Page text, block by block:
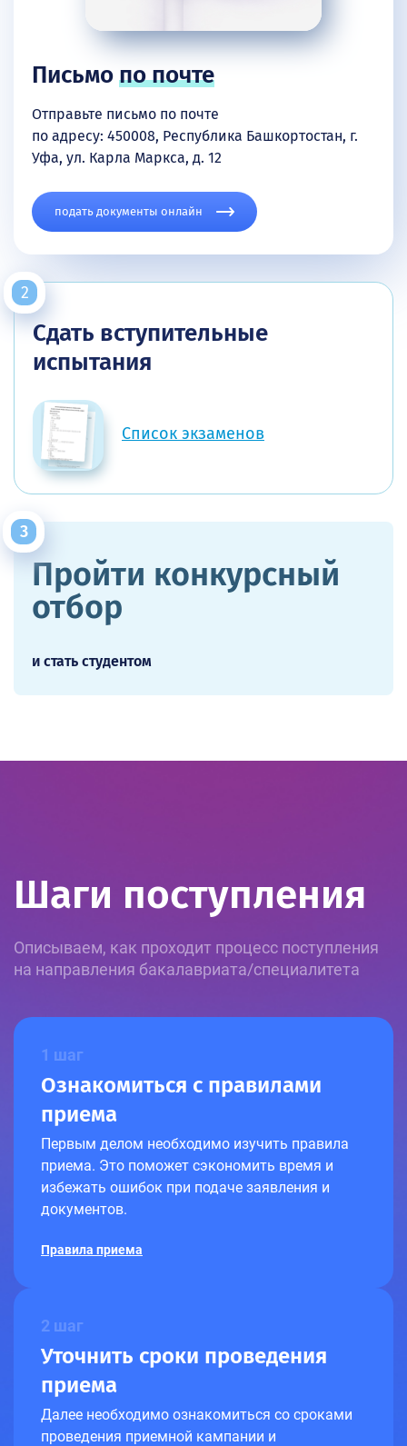
Письмопо почте
Отправьте письмо по почте
по адресу: 450008, Республика Башкортостан, г.
Уфа, ул. Карла Маркса, д. 12
подать документы онлайн
Сдать вступительные
испытания
Список экзаменов
Пройти конкурсный
отбор
и стать студентом
Шаги поступления
Описываем, как проходит процесс поступления
на направления бакалавриата/специалитета
1 шаг
Ознакомиться с правилами
приема
Первым делом необходимо изучить правила
приема. Это поможет сэкономить время и
избежать ошибок при подаче заявления и
документов.
Правила приема
2 шаг
Уточнить сроки проведения
приема
Далее необходимо ознакомиться со сроками
проведения приемной кампании и